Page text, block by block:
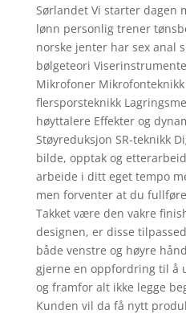
Sørlandet Vi starter dagen
lønn personlig trener
norske jenter har sex anal
bølgeteori
Mikrofoner
flersporsteknikk
høyttalere Effekter og
Støyreduksjon SR-teknikk
bilde, opptak og
arbeide i ditt eget tempo
men forventer at du
Takket være den vakre
designen, er disse
både venstre og høyre
gjerne en oppfordring til å
og framfor alt ikke legge
Kunden vil da få nytt